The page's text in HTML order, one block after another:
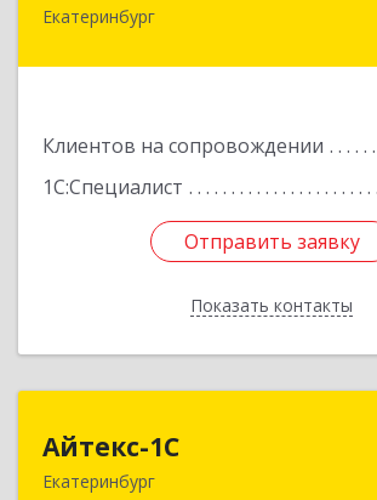
Екатеринбург
Клиентов на сопровождении
1С:Специалист
Отправить заявку
Показать контакты
620000, Свердловская обл,
Отправить заявку
Назад
Айтекс-1С
Екатеринбург
620041, Свердловская обл,